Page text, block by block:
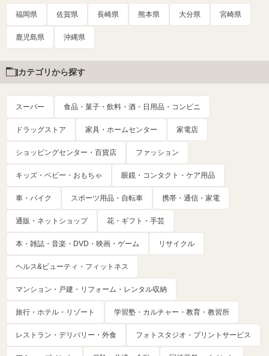
福岡県 佐賀県 長崎県 熊本県 大分県 宮崎県
鹿児島県 沖縄県
カテゴリから探す
スーパー 食品・菓子・飲料・酒・日用品・コンビニ
ドラッグストア 家具・ホームセンター 家電店
ショッピングセンター・百貨店 ファッション
キッズ・ベビー・おもちゃ 眼鏡・コンタクト・ケア用品
車・バイク スポーツ用品・自転車 携帯・通信・家電
通販・ネットショップ 花・ギフト・手芸
本・雑誌・音楽・DVD・映画・ゲーム リサイクル
ヘルス&ビューティ・フィットネス
マンション・戸建・リフォーム・レンタル収納
旅行・ホテル・リゾート 学習塾・カルチャー・教育・教習所
レストラン・デリバリー・外食 フォトスタジオ・プリントサービス